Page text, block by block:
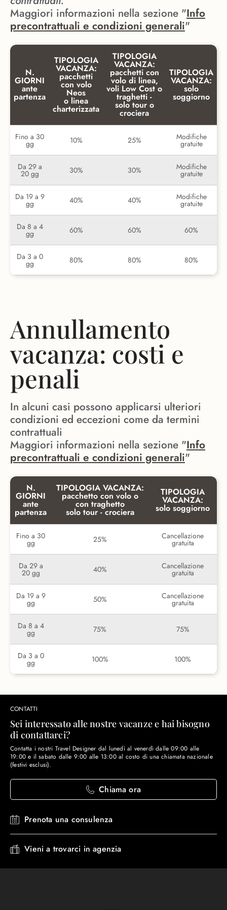
Maggiori informazioni nella sezione "Info
precontrattuali e condizioni generali"
N.
GIORNI
ante
partenza
TIPOLOGIA
VACANZA:
pacchetti
con volo
Neos
o linea
charterizzata
TIPOLOGIA
VACANZA:
pacchetti con
volo di linea,
voli Low Cost o
traghetti -
solo tour o
crociera
TIPOLOGIA
VACANZA:
solo
soggiorno
Fino a 30
gg 10% 25% Modifiche
gratuite
Da 29 a
20 gg 30% 30% Modifiche
gratuite
Da 19 a 9
gg 40% 40% Modifiche
gratuite
Da 8 a 4
gg 60% 60% 60%
Da 3 a 0
gg 80% 80% 80%
Annullamento
vacanza: costi e
penali
In alcuni casi possono applicarsi ulteriori
condizioni ed eccezioni come da termini
contrattuali
Maggiori informazioni nella sezione "Info
precontrattuali e condizioni generali"
N.
GIORNI
ante
partenza
TIPOLOGIA VACANZA:
pacchetto con volo o
con traghetto
solo tour - crociera
TIPOLOGIA
VACANZA:
solo soggiorno
Fino a 30
gg 25% Cancellazione
gratuita
Da 29 a
20 gg 40% Cancellazione
gratuita
Da 19 a 9
gg 50% Cancellazione
gratuita
Da 8 a 4
gg 75% 75%
Da 3 a 0
gg 100% 100%
CONTATTI
Sei interessato alle nostre vacanze e hai bisogno
di contattarci?
Contatta i nostri Travel Designer dal lunedì al venerdì dalle 09:00 alle
19:00 e il sabato dalle 9:00 alle 13:00 al costo di una chiamata nazionale
(festivi esclusi).
Chiama ora
Prenota una consulenza
Vieni a trovarci in agenzia